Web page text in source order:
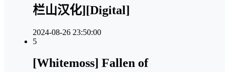
栏山汉化][Digital]
2024-08-26 23:50:00
5
[Whitemoss] Fallen of